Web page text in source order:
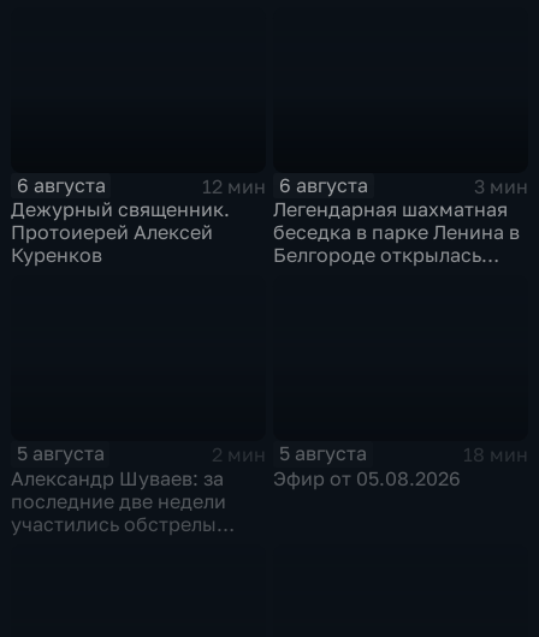
6 августа
12 мин
Дежурный священник.
Протоиерей Алексей
Куренков
6 августа
3 мин
Легендарная шахматная
беседка в парке Ленина в
Белгороде открылась
5 августа
2 мин
Александр Шуваев: за
последние две недели
участились обстрелы
5 августа
18 мин
Эфир от 05.08.2026